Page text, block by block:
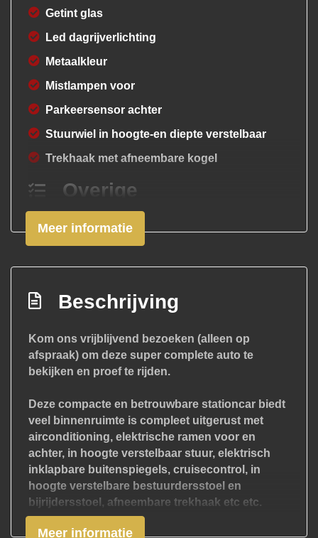
Getint glas
Led dagrijverlichting
Metaalkleur
Mistlampen voor
Parkeersensor achter
Stuurwiel in hoogte-en diepte verstelbaar
Trekhaak met afneembare kogel
Overige
Anti doorslip regeling
Bestuurdersairbag
Electrisch inklapbare buiten spiegels
Elektronisch stabiliteits programma
Elektronische remkrachtverdeling
Hoofd airbag(s) achter
Passagiersairbag
Zij airbag(s) voor
Interieur
Achterbank in delen neerklapbaar
Meer informatie
Beschrijving
Kom ons vrijblijvend bezoeken (alleen op
afspraak) om deze super complete auto te
bekijken en proef te rijden.
Deze compacte en betrouwbare stationcar biedt
veel binnenruimte is compleet uitgerust met
airconditioning, elektrische ramen voor en
achter, in hoogte verstelbaar stuur, elektrisch
inklapbare buitenspiegels, cruisecontrol, in
hoogte verstelbare bestuurdersstoel en
bijrijdersstoel, afneembare trekhaak etc etc.
Deze auto heeft een distributie ketting, géén
riem en hoeft dus ook niét vervangen te worden.
Meer informatie